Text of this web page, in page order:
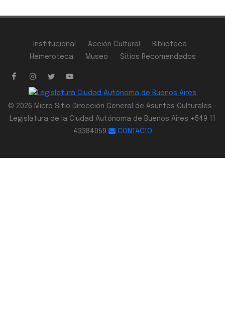
Institucional Acción Cultural
Biblioteca
Hemeroteca
Museo Sitios Recomendados
© 2026 Micro Sitio Dirección General de Asuntos Culturales -
Legislatura de la Ciudad Autónoma de Buenos Aires +549 11
43384059
CONTACTO